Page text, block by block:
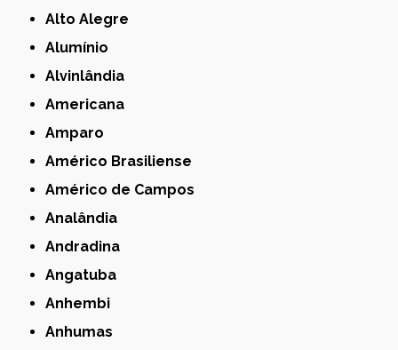
Alto Alegre
Alumínio
Alvinlândia
Americana
Amparo
Américo Brasiliense
Américo de Campos
Analândia
Andradina
Angatuba
Anhembi
Anhumas